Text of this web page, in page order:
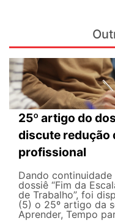
25º artigo do
discute redução
profissional
Dando
dossiê “Fim da
de Trabalho”, foi
(5) o 25º artigo da
Aprender, Tempo